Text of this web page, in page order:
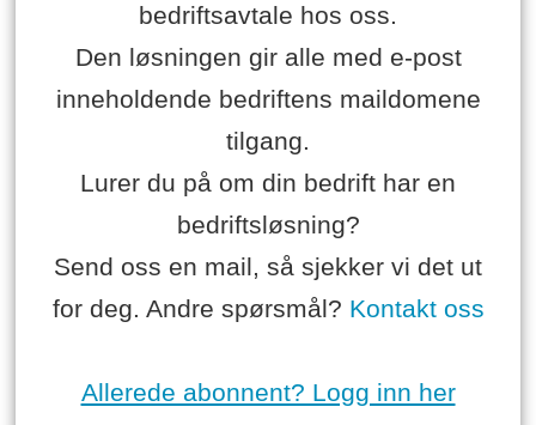
bedriftsavtale hos oss.
Den løsningen gir alle med e-post
inneholdende bedriftens maildomene
tilgang.
Lurer du på om din bedrift har en
bedriftsløsning?
Send oss en mail, så sjekker vi det ut
for deg. Andre spørsmål? Kontakt oss
Allerede abonnent? Logg inn her